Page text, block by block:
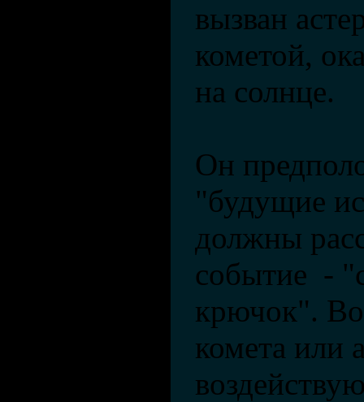
вызван
кометой,
на солнце.
Он
"будущие
должны
событие -
крючок".
комета или